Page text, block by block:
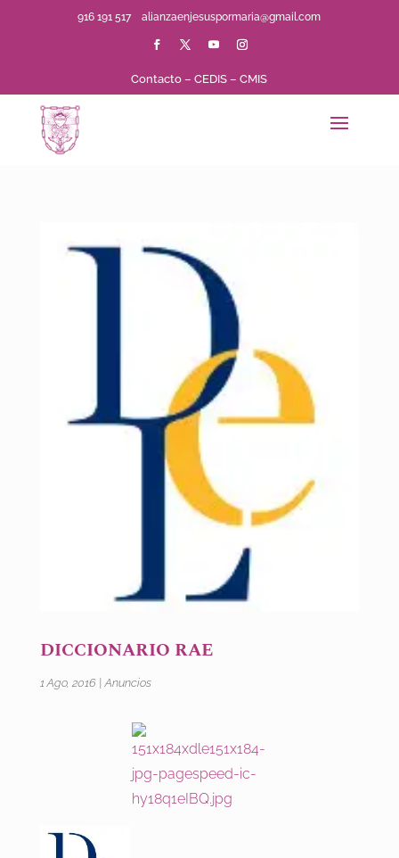
916 191 517alianzaenjesuspormaria@gmail.com
Contacto –CEDIS –CMIS
DICCIONARIO RAE
1 Ago, 2016| Anuncios